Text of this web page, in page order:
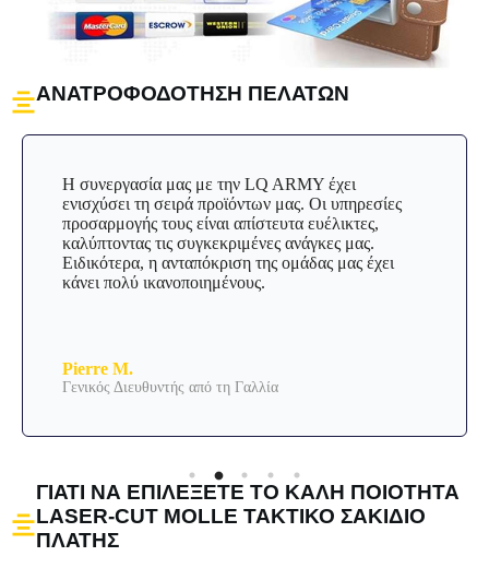
ΑΝΑΤΡΟΦΟΔΌΤΗΣΗ ΠΕΛΑΤΏΝ
Η συνεργασία μας με την LQ ARMY έχει
ενισχύσει τη σειρά προϊόντων μας. Οι υπηρεσίες
προσαρμογής τους είναι απίστευτα ευέλικτες,
καλύπτοντας τις συγκεκριμένες ανάγκες μας.
Ειδικότερα, η ανταπόκριση της ομάδας μας έχει
κάνει πολύ ικανοποιημένους.
Pierre M.
Γενικός Διευθυντής από τη Γαλλία
ΓΙΑΤΊ ΝΑ ΕΠΙΛΈΞΕΤΕ ΤΟ ΚΑΛΉ ΠΟΙΌΤΗΤΑ
LASER-CUT MOLLE ΤΑΚΤΙΚΌ ΣΑΚΊΔΙΟ
ΠΛΆΤΗΣ